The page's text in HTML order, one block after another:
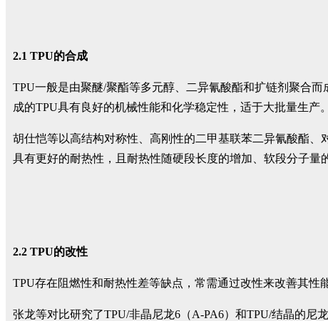
2.1 TPU的合成
TPU一般是由聚醚/聚酯等多元醇、二异氰酸酯和扩链剂聚合
成的TPU具有良好的机械性能和化学稳定性，适于大批量生产。
胡仕恺等以高结构对称性、高刚性的二甲基联苯二异氰酸酯
具有更好的耐热性，且耐热性随硬段长度的增加、软段分子量
2.2 TPU的改性
TPU存在阻燃性和耐热性差等缺点，常需通过改性来改善其性
张龙等对比研究了TPU/非晶尼龙6（A-PA6）和TPU/结晶的尼